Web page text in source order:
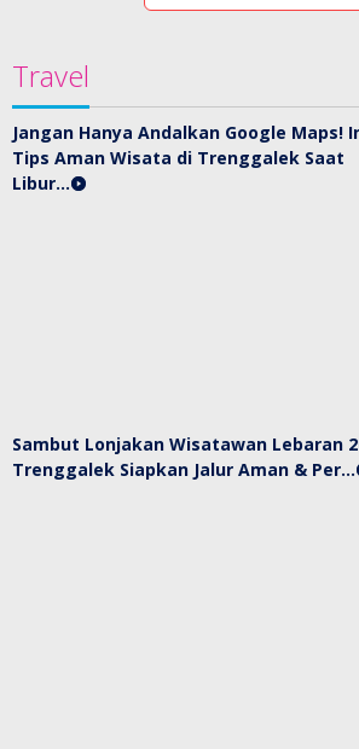
Travel
Jangan Hanya Andalkan Google Maps!
Tips Aman Wisata di Trenggalek Saat
Libur…
Sambut Lonjakan Wisatawan Lebaran
Trenggalek Siapkan Jalur Aman & Per…